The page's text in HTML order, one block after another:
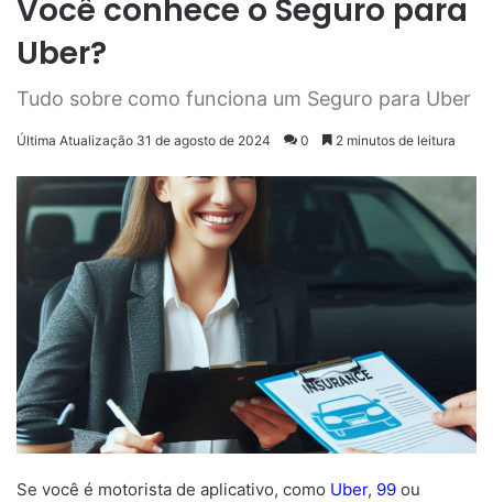
Você conhece o Seguro para
Uber?
Tudo sobre como funciona um Seguro para Uber
Última Atualização 31 de agosto de 2024 0 2 minutos de leitura
Se você é motorista de aplicativo, como Uber, 99 ou